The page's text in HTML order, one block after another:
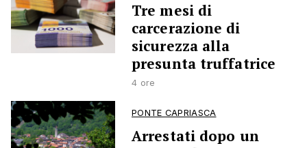
Tre mesi di
carcerazione di
sicurezza alla
presunta truffatrice
4 ore
PONTE CAPRIASCA
Arrestati dopo un